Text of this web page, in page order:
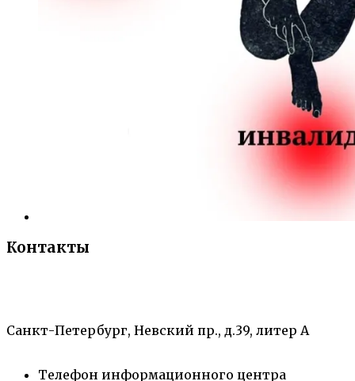
Контакты
Санкт-Петербург, Невский пр., д.39, литер А
Телефон информационного центра